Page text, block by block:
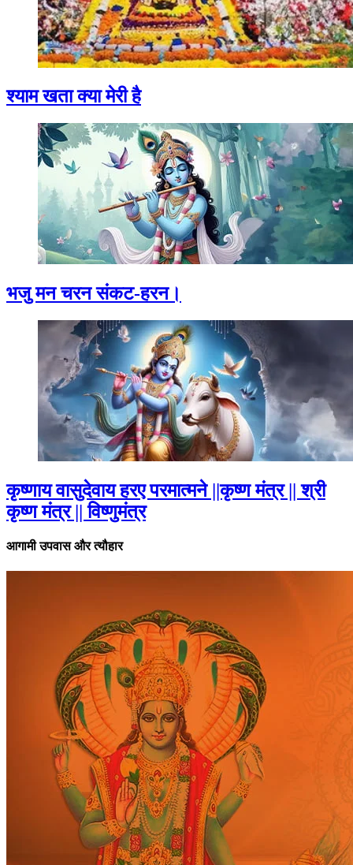
श्याम खता क्या मेरी है
भजु मन चरन संकट-हरन।
कृष्णाय वासुदेवाय हरए परमात्मने ||कृष्ण मंत्र || श्री
कृष्ण मंत्र || विष्णुमंत्र
आगामी उपवास और त्यौहार